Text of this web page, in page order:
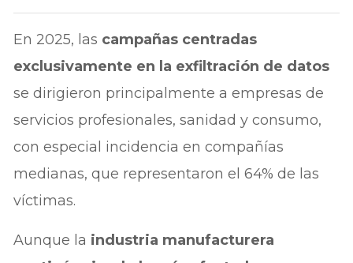
En 2025, las campañas centradas
exclusivamente en la exfiltración de datos
se dirigieron principalmente a empresas de
servicios profesionales, sanidad y consumo,
con especial incidencia en compañías
medianas, que representaron el 64% de las
víctimas.
Aunque la industria manufacturera